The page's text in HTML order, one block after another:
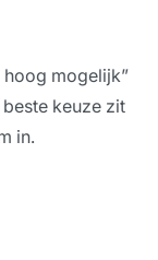
mogelijk”
keuze zit
in.